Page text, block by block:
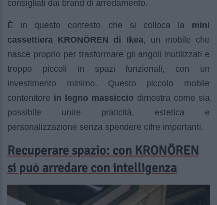
consigliati dai brand di arredamento.
È in questo contesto che si colloca la mini
cassettiera KRONÖREN di Ikea, un mobile che
nasce proprio per trasformare gli angoli inutilizzati e
troppo piccoli in spazi funzionali, con un
investimento minimo. Questo piccolo mobile
contenitore in legno massiccio dimostra come sia
possibile unire praticità, estetica e
personalizzazione senza spendere cifre importanti.
Recuperare spazio: con KRONÖREN
si può arredare con intelligenza